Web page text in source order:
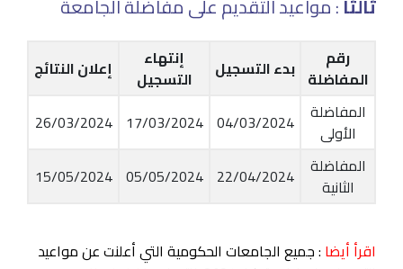
ثالثاً: مواعيد التقديم على مفاضلة الجامعة
رقم
المفاضلة بدء التسجيل
إنتهاء
التسجيل
إعلان النتائج
المفاضلة
الأولى
04/03/2024
17/03/2024
26/03/2024
المفاضلة
الثانية
22/04/2024
05/05/2024
15/05/2024
اقرأ أيضا : جميع الجامعات الحكومية التي أعلنت عن مواعيد